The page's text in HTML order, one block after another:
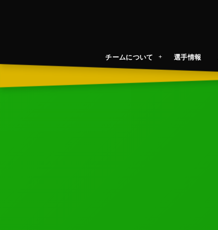
チームについて 選手情報